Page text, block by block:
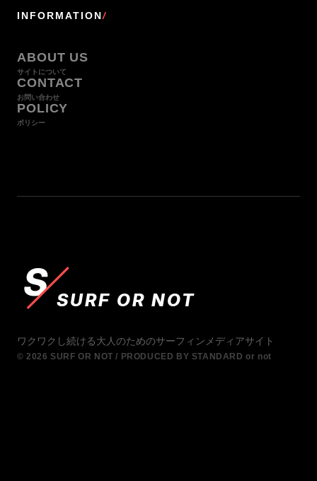
INFORMATION/
ABOUT US
サイトについて
CONTACT
お問い合わせ
POLICY
ポリシー
SURF OR NOT
S
ワクワクし続ける大人のためのサーフィンメディアサイト
© 2026 SURF OR NOT / PRODUCED BY STANDARD or not